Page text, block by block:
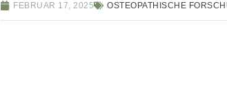
FEBRUAR 17, 2025 OSTEOPATHISCHE